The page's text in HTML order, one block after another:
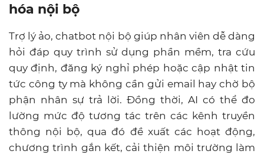
hóa nội bộ
Trợ lý ảo, chatbot nội bộ giúp nhân viên dễ dàng
hỏi đáp quy trình sử dụng phần mềm, tra cứu
quy định, đăng ký nghỉ phép hoặc cập nhật tin
tức công ty mà không cần gửi email hay chờ bộ
phận nhân sự trả lời. Đồng thời, AI có thể đo
lường mức độ tương tác trên các kênh truyền
thông nội bộ, qua đó đề xuất các hoạt động,
chương trình gắn kết, cải thiện môi trường làm